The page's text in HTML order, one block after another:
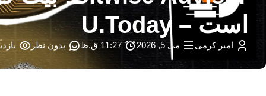
است – U.Today
امیر کرمی می 5, 2026 11:27 ق.ظ بدون نظر